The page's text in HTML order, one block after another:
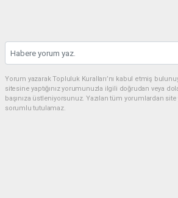
Yorum yazarak Topluluk Kuralları’nı kabul etmiş
sitesine yaptığınız yorumunuzla ilgili doğrudan veya
başınıza üstleniyorsunuz. Yazılan tüm yorumlardan
sorumlu tutulamaz.